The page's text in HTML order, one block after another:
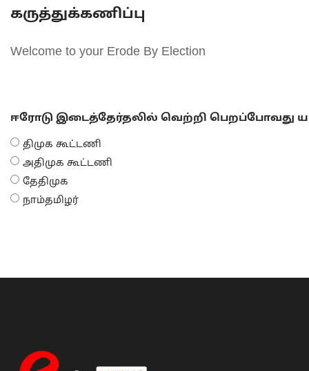
கருத்துக்கணிப்பு
Welcome to your Erode By Election
ஈரோடு இடைத்தேர்தலில் வெற்றி பெறப்போவது
திமுக கூட்டணி
அதிமுக கூட்டணி
தேதிமுக
நாம்தமிழர்